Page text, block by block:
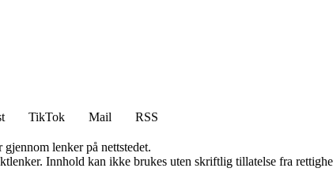
TikTok Mail
RSS
lenker på nettstedet.
Innhold kan ikke brukes uten skriftlig tillatelse fra